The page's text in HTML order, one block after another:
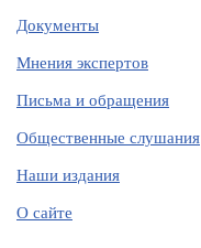
Документы
Мнения экспертов
Письма и обращения
Общественные слушания
Наши издания
О сайте